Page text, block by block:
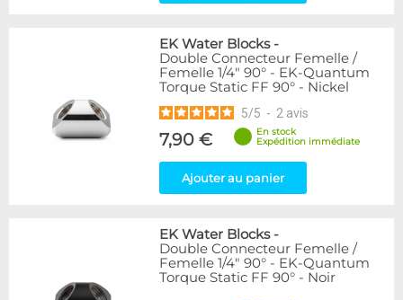
EK Water Blocks-
Double Connecteur Femelle /
Femelle 1/4" 90° - EK-Quantum
Torque Static FF 90° - Nickel
5/5 - 2 avis
7,90 €
En stock
Expédition immédiate
Ajouter au panier
EK Water Blocks-
Double Connecteur Femelle /
Femelle 1/4" 90° - EK-Quantum
Torque Static FF 90° - Noir